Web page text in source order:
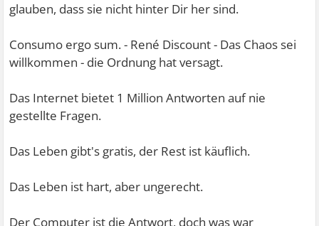
glauben, dass sie nicht hinter Dir her sind.
Consumo ergo sum. - René Discount - Das Chaos sei
willkommen - die Ordnung hat versagt.
Das Internet bietet 1 Million Antworten auf nie
gestellte Fragen.
Das Leben gibt's gratis, der Rest ist käuflich.
Das Leben ist hart, aber ungerecht.
Der Computer ist die Antwort, doch was war